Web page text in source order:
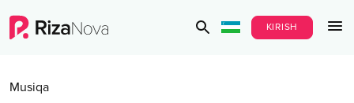
KIRISH
Musiqa